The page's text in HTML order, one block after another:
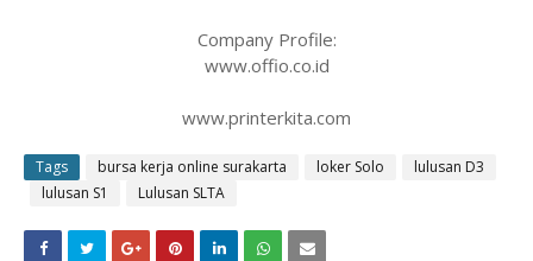
Company Profile:
www.offio.co.id
www.printerkita.com
Tags bursa kerja online surakarta loker Solo
lulusan D3
lulusan S1
Lulusan SLTA